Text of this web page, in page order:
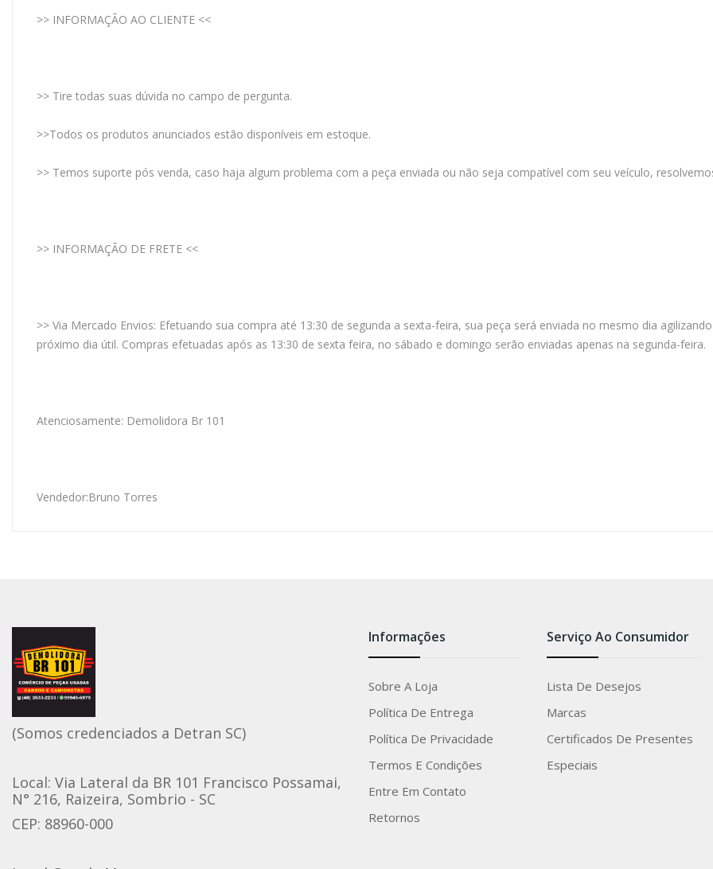
>> INFORMAÇÃO AO CLIENTE <<
>> Tire todas suas dúvida no campo de pergunta.
>>Todos os produtos anunciados estão disponíveis em estoque.
>> Temos suporte pós venda, caso haja algum problema com a peça enviada ou não seja compatível com seu veículo,
>> INFORMAÇÃO DE FRETE <<
>> Via Mercado Envios: Efetuando sua compra até 13:30 de segunda a sexta-feira, sua peça será enviada no mesmo dia
próximo dia útil. Compras efetuadas após as 13:30 de sexta feira, no sábado e domingo serão enviadas apenas na segunda-feira.
Atenciosamente: Demolidora Br 101
Vendedor:Bruno Torres
(Somos credenciados a Detran SC)
Local: Via Lateral da BR 101 Francisco Possamai,
N° 216, Raizeira, Sombrio - SC
CEP: 88960-000
Informações
Sobre A Loja
Política De Entrega
Política De Privacidade
Termos E Condições
Entre Em Contato
Retornos
Serviço Ao Consumidor
Lista De Desejos
Marcas
Certificados De Presentes
Especiais